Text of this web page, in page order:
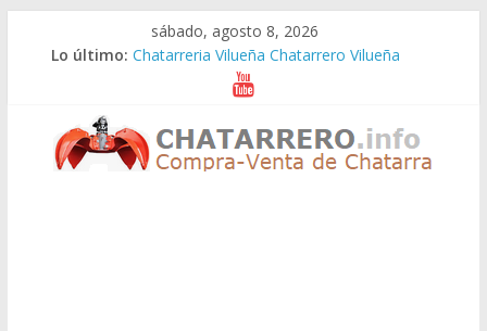
sábado, agosto 8, 2026
Lo último: Chatarreria Vilueña Chatarrero Vilueña
Chatarreria Zuera Chatarrero Zuera
Chatarreria Zaragoza Chatarrero Zaragoza
Chatarreria Zaida Chatarrero Zaida
Chatarreria Vistabella Chatarrero Vistabella